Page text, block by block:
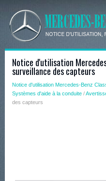
Notice d'utilisation
surveillance des capteurs
Notice d'utilisation Mercedes-Benz
Systèmes d'aide à la conduite /
des capteurs